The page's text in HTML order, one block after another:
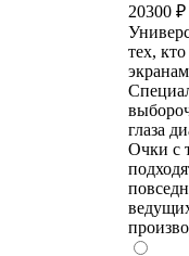
20300 ₽
тех,
глаза
Очки с